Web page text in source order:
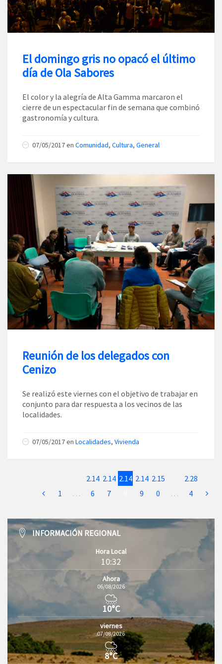
El domingo gris no opacó el último
día de Ola Sabores
El color y la alegría de Alta Gamma marcaron el
cierre de un espectacular fin de semana que combinó
gastronomía y cultura.
07/05/2017en Comunidad, Cultura, General
Reunión de los delegados con
Cenizo
Se realizó este viernes con el objetivo de trabajar en
conjunto para dar respuesta a los vecinos de las
localidades.
07/05/2017en Localidades, Vivienda
1 …
2.14
6
2.14
7
2.14 2.14
9
2.15
0
…
2.28
4
INFORMACIÓN REGIONAL
Hora Local
10:32
Ahora
06/08/2026
10°C
viernes
07/08/2026
8°C